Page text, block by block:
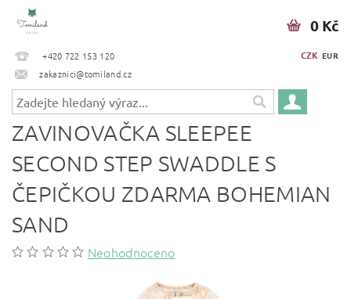
+420 722 153 120
zakaznici@tomiland.cz
CZK EUR
0 Kč
ZAVINOVAČKA SLEEPEE
SECOND STEP SWADDLE S
ČEPIČKOU ZDARMA BOHEMIAN
SAND
Neohodnoceno